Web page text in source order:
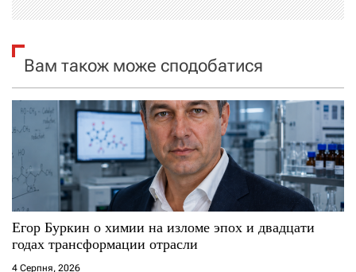
я
з
а
п
и
с
і
в
Вам також може сподобатися
Егор Буркин о химии на изломе эпох и двадцати
годах трансформации отрасли
4 Серпня, 2026